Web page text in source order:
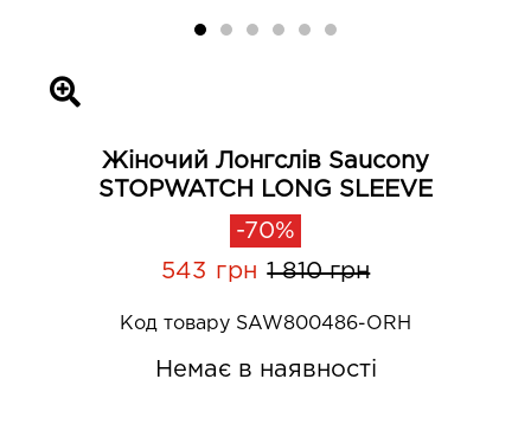
Жіночий Лонгслів Saucony
STOPWATCH LONG SLEEVE
-70%
543 грн 1 810 грн
Код товару SAW800486-ORH
Немає в наявності